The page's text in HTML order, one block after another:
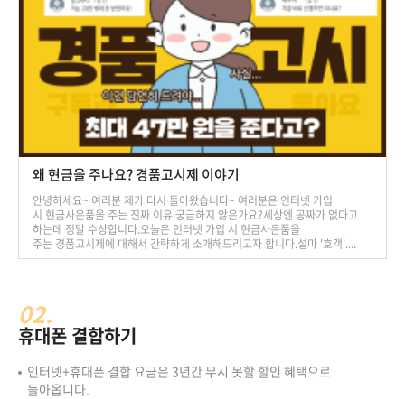
왜 현금을 주나요? 경품고시제 이야기
안녕하세요~ 여러분 제가 다시 돌아왔습니다~ 여러분은 인터넷 가입
시 현금사은품을 주는 진짜 이유 궁금하지 않은가요?세상엔 공짜가 없다고
하는데 정말 수상합니다.오늘은 인터넷 가입 시 현금사은품을
주는 경품고시제에 대해서 간략하게 소개해드리고자 합니다.설마 '호객'....
02.
휴대폰 결합하기
인터넷+휴대폰 결합 요금은 3년간 무시 못할 할인 혜택으로
돌아옵니다.